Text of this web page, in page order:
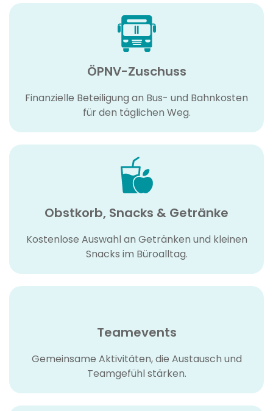
ÖPNV-Zuschuss
Finanzielle Beteiligung an Bus- und Bahnkosten
für den täglichen Weg.
Obstkorb, Snacks & Getränke
Kostenlose Auswahl an Getränken und kleinen
Snacks im Büroalltag.
Teamevents
Gemeinsame Aktivitäten, die Austausch und
Teamgefühl stärken.